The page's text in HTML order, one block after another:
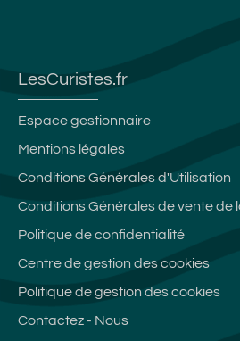
LesCuristes.fr
Espace gestionnaire
Mentions légales
Conditions Générales d'Utilisation
Conditions Générales de vente
Politique de confidentialité
Centre de gestion des cookies
Politique de gestion des cookies
Contactez - Nous